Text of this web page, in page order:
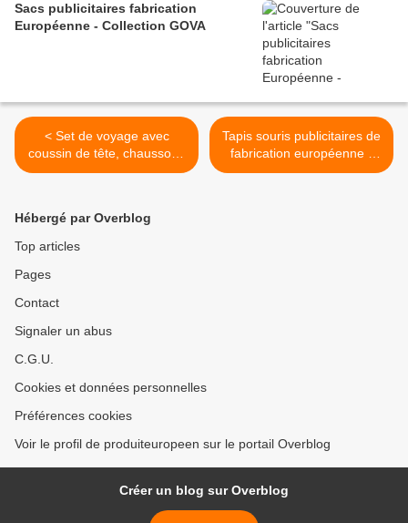
Sacs publicitaires fabrication
Européenne - Collection GOVA
< Set de voyage avec
coussin de tête, chaussons
et masque de sommeil en
Tapis souris publicitaires de
fabrication européenne -
Collection >
Hébergé par Overblog
Top articles
Pages
Contact
Signaler un abus
C.G.U.
Cookies et données personnelles
Préférences cookies
Voir le profil de produiteuropeen sur le portail Overblog
Créer un blog sur Overblog